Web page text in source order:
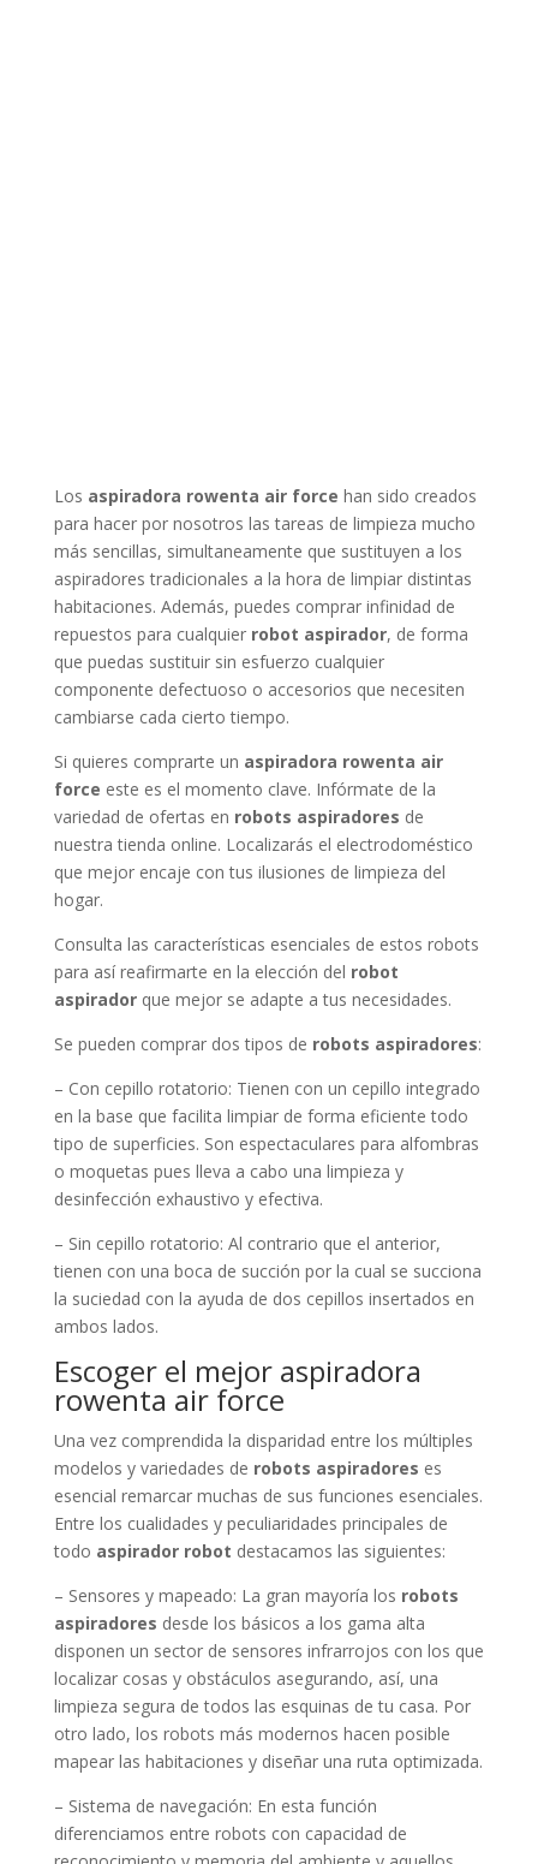
Los aspiradora rowenta air force han sido creados
para hacer por nosotros las tareas de limpieza mucho
más sencillas, simultaneamente que sustituyen a los
aspiradores tradicionales a la hora de limpiar distintas
habitaciones. Además, puedes comprar infinidad de
repuestos para cualquier robot aspirador, de forma
que puedas sustituir sin esfuerzo cualquier
componente defectuoso o accesorios que necesiten
cambiarse cada cierto tiempo.
Si quieres comprarte un aspiradora rowenta air
force este es el momento clave. Infórmate de la
variedad de ofertas en robots aspiradores de
nuestra tienda online. Localizarás el electrodoméstico
que mejor encaje con tus ilusiones de limpieza del
hogar.
Consulta las características esenciales de estos robots
para así reafirmarte en la elección del robot
aspiradorque mejor se adapte a tus necesidades.
Se pueden comprar dos tipos de robots aspiradores:
– Con cepillo rotatorio: Tienen con un cepillo integrado
en la base que facilita limpiar de forma eficiente todo
tipo de superficies. Son espectaculares para alfombras
o moquetas pues lleva a cabo una limpieza y
desinfección exhaustivo y efectiva.
– Sin cepillo rotatorio: Al contrario que el anterior,
tienen con una boca de succión por la cual se succiona
la suciedad con la ayuda de dos cepillos insertados en
ambos lados.
Escoger el mejor aspiradora
rowenta air force
Una vez comprendida la disparidad entre los múltiples
modelos y variedades de robots aspiradores es
esencial remarcar muchas de sus funciones esenciales.
Entre los cualidades y peculiaridades principales de
todo aspirador robot destacamos las siguientes:
– Sensores y mapeado: La gran mayoría los robots
aspiradores desde los básicos a los gama alta
disponen un sector de sensores infrarrojos con los que
localizar cosas y obstáculos asegurando, así, una
limpieza segura de todos las esquinas de tu casa. Por
otro lado, los robots más modernos hacen posible
mapear las habitaciones y diseñar una ruta optimizada.
– Sistema de navegación: En esta función
diferenciamos entre robots con capacidad de